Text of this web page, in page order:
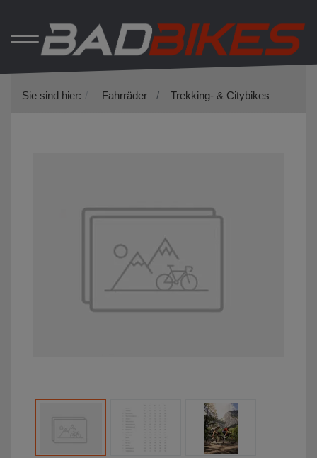
Sie sind hier: Fahrräder Trekking- & Citybikes